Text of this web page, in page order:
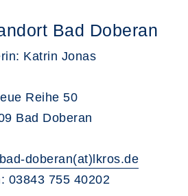
Bad Doberan
Katrin Jonas
Reihe 50
Bad Doberan
doberan(at)lkros.de
03843 755 40202